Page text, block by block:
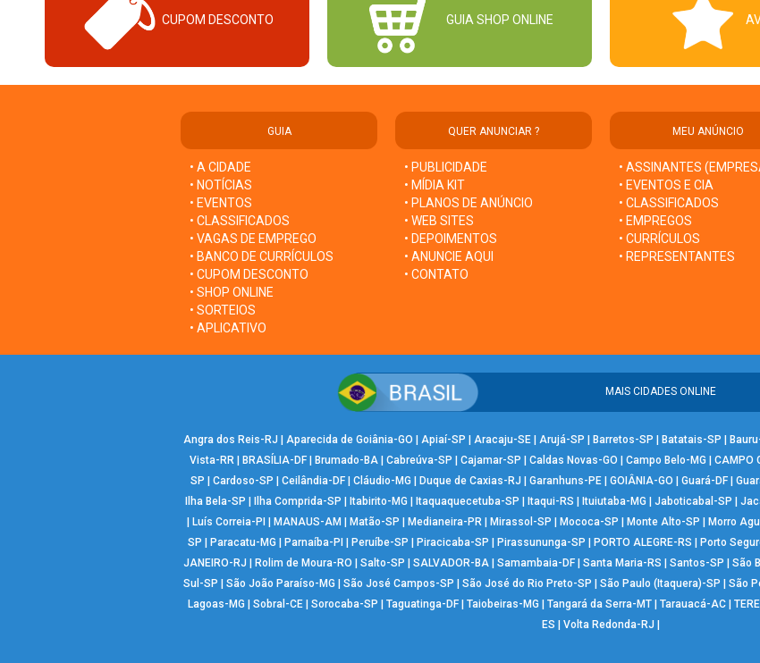
CUPOM DESCONTO GUIA SHOP ONLINE
GUIA
• A CIDADE
• NOTÍCIAS
• EVENTOS
• CLASSIFICADOS
• VAGAS DE EMPREGO
• BANCO DE CURRÍCULOS
• CUPOM DESCONTO
• SHOP ONLINE
• SORTEIOS
• APLICATIVO
QUER ANUNCIAR ?
• PUBLICIDADE
• MÍDIA KIT
• PLANOS DE ANÚNCIO
• WEB SITES
• DEPOIMENTOS
• ANUNCIE AQUI
• CONTATO
MEU ANÚNCIO
• ASSINANTES
• EVENTOS E CIA
• CLASSIFICADOS
• EMPREGOS
• CURRÍCULOS
• REPRESENTANTES
MAIS CIDADES ONLINE
Angra dos Reis-RJ | Aparecida de Goiânia-GO | Apiaí-SP | Aracaju-SE| Arujá-SP | Barretos-SP | Batatais-SP |
Vista-RR | BRASÍLIA-DF| Brumado-BA| Cabreúva-SP | Cajamar-SP | Caldas Novas-GO | Campo Belo-MG | CAMPO
SP | Cardoso-SP | Ceilândia-DF | Cláudio-MG | Duque de Caxias-RJ | Garanhuns-PE | GOIÂNIA-GO | Guará-DF |
Ilha Bela-SP | Ilha Comprida-SP | Itabirito-MG | Itaquaquecetuba-SP | Itaqui-RS | Ituiutaba-MG | Jaboticabal-SP |
| Luís Correia-PI | MANAUS-AM | Matão-SP | Medianeira-PR | Mirassol-SP | Mococa-SP | Monte Alto-SP | Morro
SP | Paracatu-MG | Parnaíba-PI | Peruíbe-SP | Piracicaba-SP | Pirassununga-SP | PORTO ALEGRE-RS | Porto
JANEIRO-RJ | Rolim de Moura-RO | Salto-SP | SALVADOR-BA | Samambaia-DF | Santa Maria-RS | Santos-SP | São
Sul-SP | São João Paraíso-MG | São José Campos-SP | São José do Rio Preto-SP | São Paulo (Itaquera)-SP | São
Lagoas-MG | Sobral-CE| Sorocaba-SP | Taguatinga-DF| Taiobeiras-MG | Tangará da Serra-MT| Tarauacá-AC|
ES | Volta Redonda-RJ |